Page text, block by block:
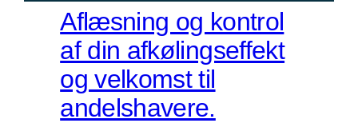
Aflæsning og kontrol
af din afkølingseffekt
og velkomst til
andelshavere.